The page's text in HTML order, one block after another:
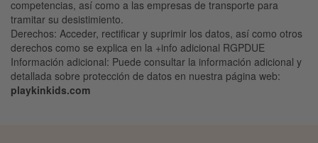
competencias, así como a las empresas de transporte para
tramitar su desistimiento.
Derechos: Acceder, rectificar y suprimir los datos, así como otros
derechos como se explica en la +info adicional RGPDUE
Información adicional: Puede consultar la información adicional y
detallada sobre protección de datos en nuestra página web:
playkinkids.com